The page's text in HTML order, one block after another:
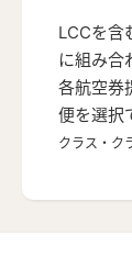
LCCを含
に組み合
各航空券
便を選択
クラス・ク